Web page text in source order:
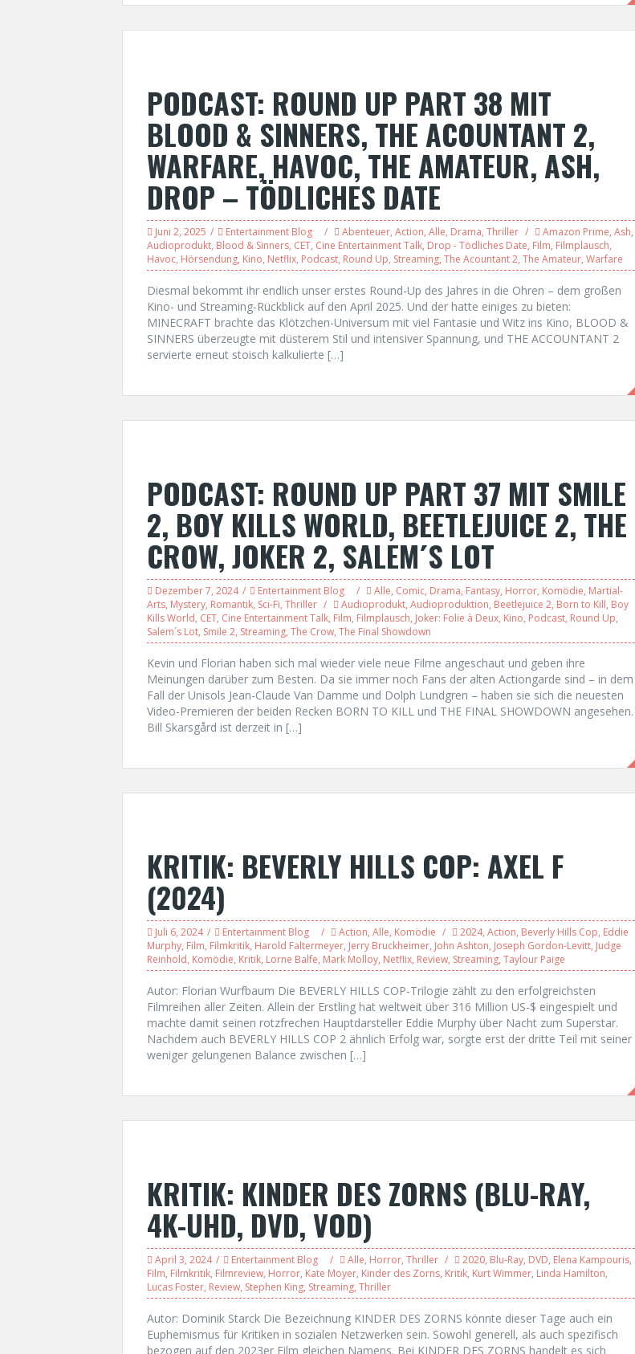
PODCAST: ROUND UP PART 38 MIT
BLOOD & SINNERS, THE ACOUNTANT 2,
WARFARE, HAVOC, THE AMATEUR, ASH,
DROP – TÖDLICHES DATE
Juni 2, 2025 Entertainment Blog Abenteuer, Action, Alle, Drama, Thriller Amazon Prime, Ash,
Audioprodukt, Blood & Sinners, CET, Cine Entertainment Talk, Drop - Tödliches Date, Film, Filmplausch,
Havoc, Hörsendung, Kino, Netflix, Podcast, Round Up, Streaming, The Acountant 2, The Amateur, Warfare
Diesmal bekommt ihr endlich unser erstes Round-Up des Jahres in die Ohren – dem großen
Kino- und Streaming-Rückblick auf den April 2025. Und der hatte einiges zu bieten:
MINECRAFT brachte das Klötzchen-Universum mit viel Fantasie und Witz ins Kino, BLOOD &
SINNERS überzeugte mit düsterem Stil und intensiver Spannung, und THE ACCOUNTANT 2
servierte erneut stoisch kalkulierte […]
PODCAST: ROUND UP PART 37 MIT SMILE
2, BOY KILLS WORLD, BEETLEJUICE 2, THE
CROW, JOKER 2, SALEM´S LOT
Dezember 7, 2024 Entertainment Blog Alle, Comic, Drama, Fantasy, Horror, Komödie, Martial-
Arts, Mystery, Romantik, Sci-Fi, Thriller Audioprodukt, Audioproduktion, Beetlejuice 2, Born to Kill, Boy
Kills World, CET, Cine Entertainment Talk, Film, Filmplausch, Joker: Folie à Deux, Kino, Podcast, Round Up,
Salem´s Lot, Smile 2, Streaming, The Crow, The Final Showdown
Kevin und Florian haben sich mal wieder viele neue Filme angeschaut und geben ihre
Meinungen darüber zum Besten. Da sie immer noch Fans der alten Actiongarde sind – in dem
Fall der Unisols Jean-Claude Van Damme und Dolph Lundgren – haben sie sich die neuesten
Video-Premieren der beiden Recken BORN TO KILL und THE FINAL SHOWDOWN angesehen.
Bill Skarsgård ist derzeit in […]
KRITIK: BEVERLY HILLS COP: AXEL F
(2024)
Juli 6, 2024 Entertainment Blog Action, Alle, Komödie 2024, Action, Beverly Hills Cop, Eddie
Murphy, Film, Filmkritik, Harold Faltermeyer, Jerry Bruckheimer, John Ashton, Joseph Gordon-Levitt, Judge
Reinhold, Komödie, Kritik, Lorne Balfe, Mark Molloy, Netflix, Review, Streaming, Taylour Paige
Autor: Florian Wurfbaum Die BEVERLY HILLS COP-Trilogie zählt zu den erfolgreichsten
Filmreihen aller Zeiten. Allein der Erstling hat weltweit über 316 Million US-$ eingespielt und
machte damit seinen rotzfrechen Hauptdarsteller Eddie Murphy über Nacht zum Superstar.
Nachdem auch BEVERLY HILLS COP 2 ähnlich Erfolg war, sorgte erst der dritte Teil mit seiner
weniger gelungenen Balance zwischen […]
KRITIK: KINDER DES ZORNS (BLU-RAY,
4K-UHD, DVD, VOD)
April 3, 2024 Entertainment Blog Alle, Horror, Thriller 2020, Blu-Ray, DVD, Elena Kampouris,
Film, Filmkritik, Filmreview, Horror, Kate Moyer, Kinder des Zorns, Kritik, Kurt Wimmer, Linda Hamilton,
Lucas Foster, Review, Stephen King, Streaming, Thriller
Autor: Dominik Starck Die Bezeichnung KINDER DES ZORNS könnte dieser Tage auch ein
Euphemismus für Kritiken in sozialen Netzwerken sein. Sowohl generell, als auch spezifisch
bezogen auf den 2023er Film gleichen Namens. Bei KINDER DES ZORNS handelt es sich